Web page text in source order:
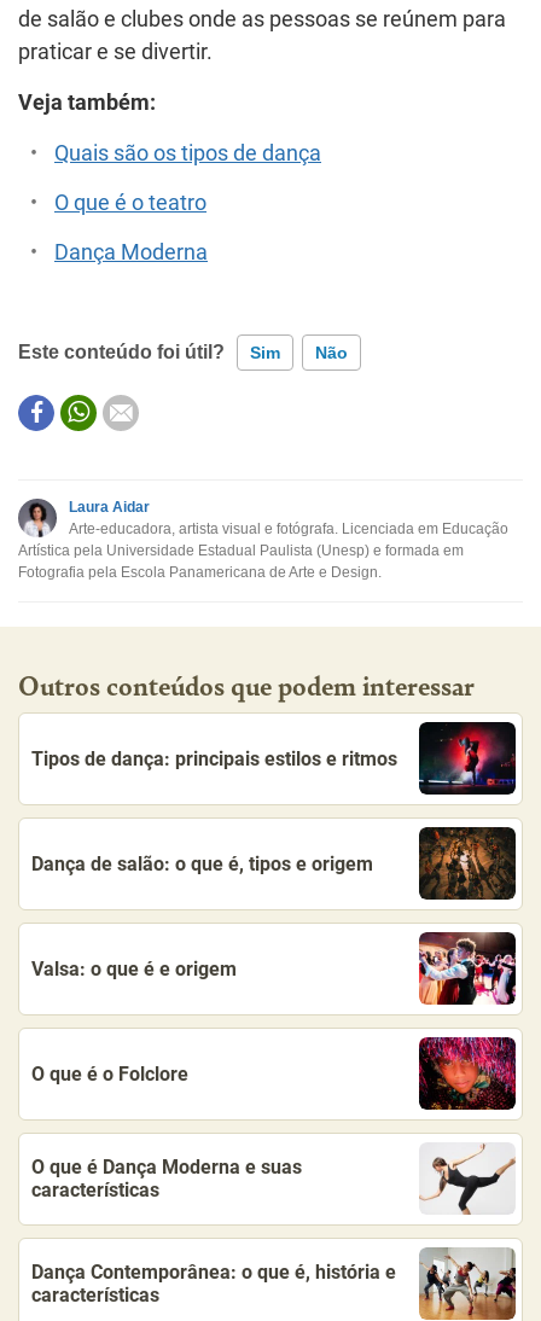
de salão e clubes onde as pessoas se reúnem para
praticar e se divertir.
Veja também:
Quais são os tipos de dança
O que é o teatro
Dança Moderna
Este conteúdo foi útil? Sim Não
Este conteúdo não tem a informação que procuro
Outro
Laura Aidar
Arte-educadora, artista visual e fotógrafa. Licenciada em Educação
Artística pela Universidade Estadual Paulista (Unesp) e formada em
Fotografia pela Escola Panamericana de Arte e Design.
Outros conteúdos que podem interessar
Tipos de dança: principais estilos e ritmos
Dança de salão: o que é, tipos e origem
Valsa: o que é e origem
O que é o Folclore
O que é Dança Moderna e suas
características
Dança Contemporânea: o que é, história e
características